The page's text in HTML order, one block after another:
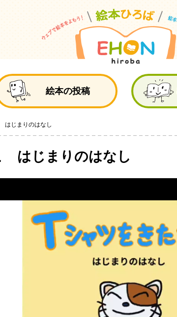
絵本の投稿
はじまりのはなし
はじまりのはなし